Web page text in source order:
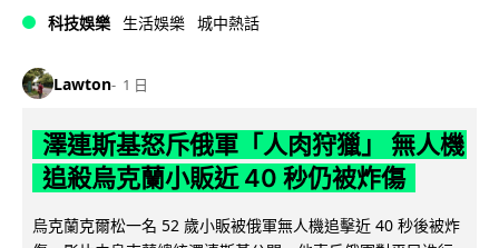
科技娛樂 生活娛樂 城中熱話
Lawton 1 日
澤連斯基怒斥俄軍「人肉狩獵」 無人機
追殺烏克蘭小販近 40 秒仍被炸傷
烏克蘭克爾松一名 52 歲小販被俄軍無人機追擊近 40 秒後被炸